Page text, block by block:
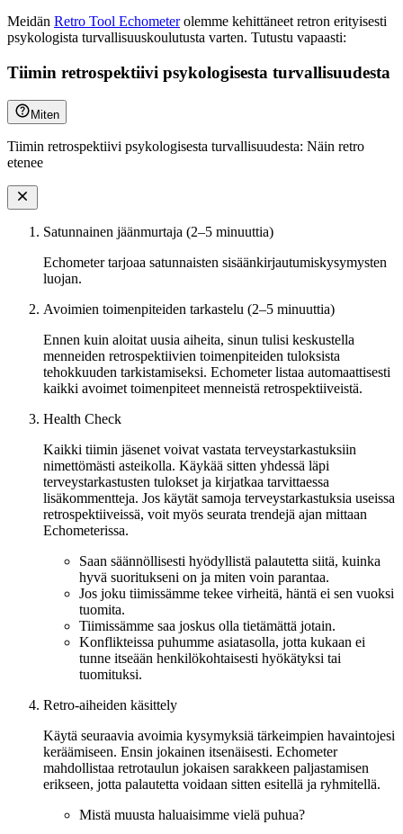
Meidän Retro Tool Echometerolemme kehittäneet retron erityisesti
psykologista turvallisuuskoulutusta varten. Tutustu vapaasti:
Tiimin retrospektiivi psykologisesta turvallisuudesta
Miten
Tiimin retrospektiivi psykologisesta turvallisuudesta: Näin retro
etenee
Satunnainen jäänmurtaja (2–5 minuuttia)
Echometer tarjoaa satunnaisten sisäänkirjautumiskysymysten
luojan.
Avoimien toimenpiteiden tarkastelu (2–5 minuuttia)
Ennen kuin aloitat uusia aiheita, sinun tulisi keskustella
menneiden retrospektiivien toimenpiteiden tuloksista
tehokkuuden tarkistamiseksi. Echometer listaa automaattisesti
kaikki avoimet toimenpiteet menneistä retrospektiiveistä.
Health Check
Kaikki tiimin jäsenet voivat vastata terveystarkastuksiin
nimettömästi asteikolla. Käykää sitten yhdessä läpi
terveystarkastusten tulokset ja kirjatkaa tarvittaessa
lisäkommentteja. Jos käytät samoja terveystarkastuksia useissa
retrospektiiveissä, voit myös seurata trendejä ajan mittaan
Echometerissa.
Saan säännöllisesti hyödyllistä palautetta siitä, kuinka
hyvä suoritukseni on ja miten voin parantaa.
Jos joku tiimissämme tekee virheitä, häntä ei sen vuoksi
tuomita.
Tiimissämme saa joskus olla tietämättä jotain.
Konflikteissa puhumme asiatasolla, jotta kukaan ei
tunne itseään henkilökohtaisesti hyökätyksi tai
tuomituksi.
Retro-aiheiden käsittely
Käytä seuraavia avoimia kysymyksiä tärkeimpien havaintojesi
keräämiseen. Ensin jokainen itsenäisesti. Echometer
mahdollistaa retrotaulun jokaisen sarakkeen paljastamisen
erikseen, jotta palautetta voidaan sitten esitellä ja ryhmitellä.
Mistä muusta haluaisimme vielä puhua?